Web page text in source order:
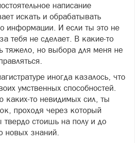
написание
искать и обрабатывать
информации. И если ты это не
тебя не сделает. В какие-то
тяжело, но выбора для меня не
иногда казалось, что
умственных способностей.
каких-то невидимых сил, ты
проходя через который
твердо стоишь на полу и до
новых знаний.